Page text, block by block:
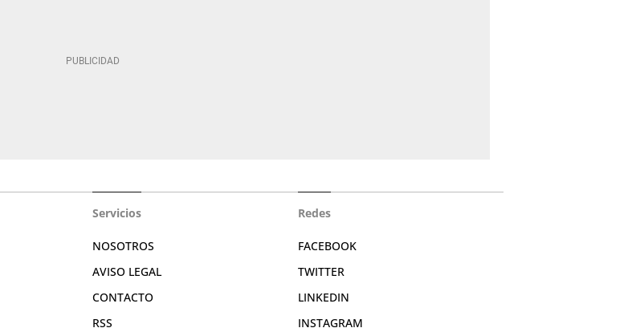
Servicios
NOSOTROS
AVISO LEGAL
CONTACTO
RSS
Redes
FACEBOOK
TWITTER
LINKEDIN
INSTAGRAM